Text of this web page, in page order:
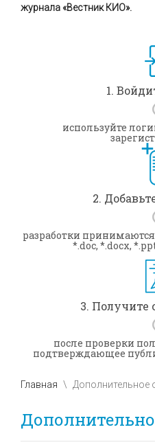
журнала «Вестник КИО».
1.
используйте
2.
разработки
*.doc, *.docx,
3. Получите
после проверки
подтверждающее
Главная Дополнительное